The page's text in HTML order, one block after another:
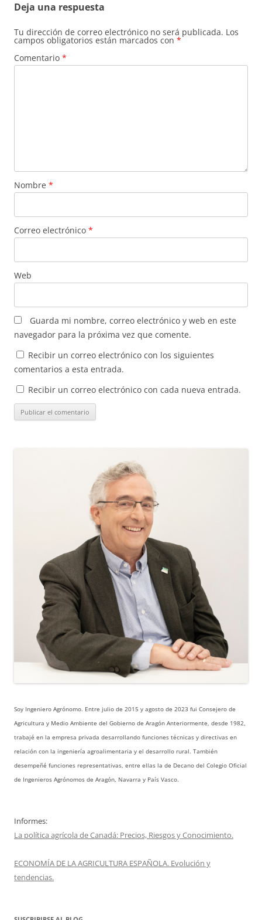
Deja una respuesta
Tu dirección de correo electrónico no será publicada. Los
campos obligatorios están marcados con *
Comentario *
Nombre *
Correo electrónico *
Web
Guarda mi nombre, correo electrónico y web en este
navegador para la próxima vez que comente.
Recibir un correo electrónico con los siguientes
comentarios a esta entrada.
Recibir un correo electrónico con cada nueva entrada.
Soy Ingeniero Agrónomo. Entre julio de 2015 y agosto de 2023 fui Consejero de
Agricultura y Medio Ambiente del Gobierno de Aragón Anteriormente, desde 1982,
trabajé en la empresa privada desarrollando funciones técnicas y directivas en
relación con la ingeniería agroalimentaria y el desarrollo rural. También
desempeñé funciones representativas, entre ellas la de Decano del Colegio Oficial
de Ingenieros Agrónomos de Aragón, Navarra y País Vasco.
Informes:
La política agrícola de Canadá: Precios, Riesgos y Conocimiento.
ECONOMÍA DE LA AGRICULTURA ESPAÑOLA. Evolución y
tendencias.